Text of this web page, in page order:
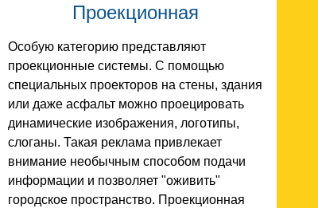
Проекционная
Особую категорию представляют
проекционные системы. С помощью
специальных проекторов на стены, здания
или даже асфальт можно проецировать
динамические изображения, логотипы,
слоганы. Такая реклама привлекает
внимание необычным способом подачи
информации и позволяет "оживить"
городское пространство. Проекционная